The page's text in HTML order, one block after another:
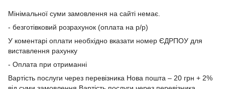
Мінімальної суми замовлення на сайті немає.
- безготівковий розрахунок (оплата на р/р)
У коментарі оплати необхідно вказати номер ЄДРПОУ для
виставлення рахунку
- Оплата при отриманні
Вартість послуги через перевізника Нова пошта – 20 грн + 2%